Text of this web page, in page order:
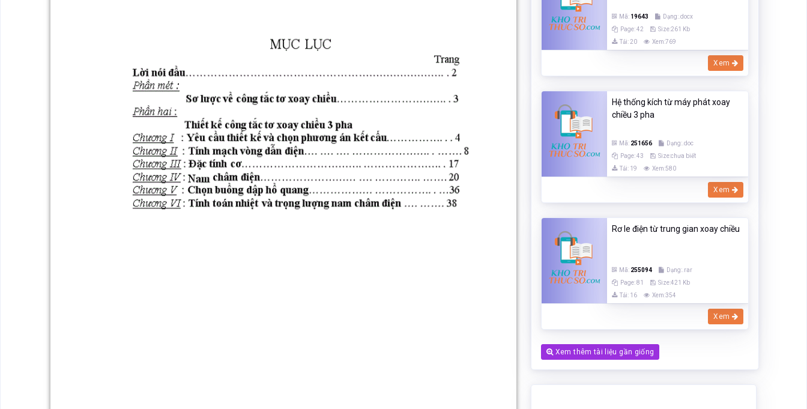
Mã: 19643
Dạng:.docx
Page: 42
Size:261 Kb
Tải: 20
Xem:769
Xem
Hệ thống kích từ máy phát xoay
chiều 3 pha
Mã: 251656
Dạng:.doc
Page: 43
Size:chưa biết
Tải: 19
Xem:580
Xem
Rơ le điện từ trung gian xoay chiều
Mã: 255094
Dạng:.rar
Page: 81
Size:421 Kb
Tải: 16
Xem:354
Xem
Xem thêm tài liệu gần giống